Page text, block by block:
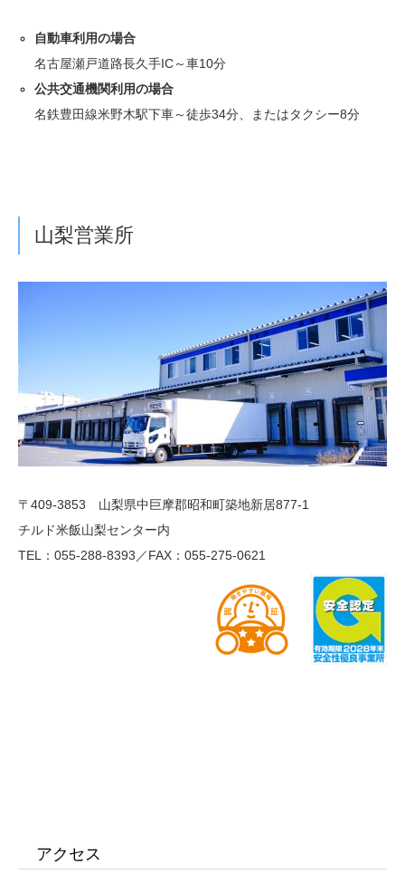
自動車利用の場合
名古屋瀬戸道路長久手IC～車10分
公共交通機関利用の場合
名鉄豊田線米野木駅下車～徒歩34分、またはタクシー8分
山梨営業所
〒409-3853 山梨県中巨摩郡昭和町築地新居877-1
チルド米飯山梨センター内
TEL：055-288-8393／FAX：055-275-0621
アクセス